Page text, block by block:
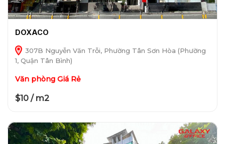
DOXACO
307B Nguyễn Văn Trỗi, Phường Tân Sơn Hòa (Phường
1, Quận Tân Bình)
Văn phòng Giá Rẻ
$10 / m2